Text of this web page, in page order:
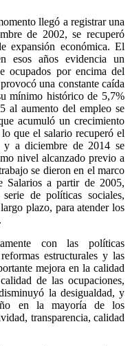
llegó a registrar una
de 2002, se recuperó
expansión económica. El
esos años evidencia un
ocupados por encima del
una constante caída
mínimo histórico de 5,7%
al aumento del empleo se
acumuló un crecimiento
que el salario recuperó el
a diciembre de 2014 se
nivel alcanzado previo a
se dieron en el marco
Salarios a partir de 2005,
de políticas sociales,
plazo, para atender los
con las políticas
estructurales y las
mejora en la calidad
de las ocupaciones,
la desigualdad, y
en la mayoría de los
transparencia, calidad